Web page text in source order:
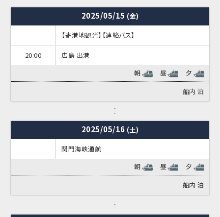
2025/05/15 (金)
【寄港地観光】【連絡バス】
20:00
広島 出港
朝
昼
夕
船内 泊
2025/05/16 (土)
関門海峡通航
朝
昼
夕
船内 泊